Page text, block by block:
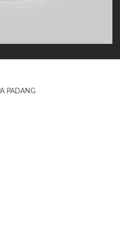
PADANG